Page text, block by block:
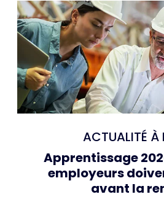
ACTUALITÉ À
Apprentissage
employeurs
avant la